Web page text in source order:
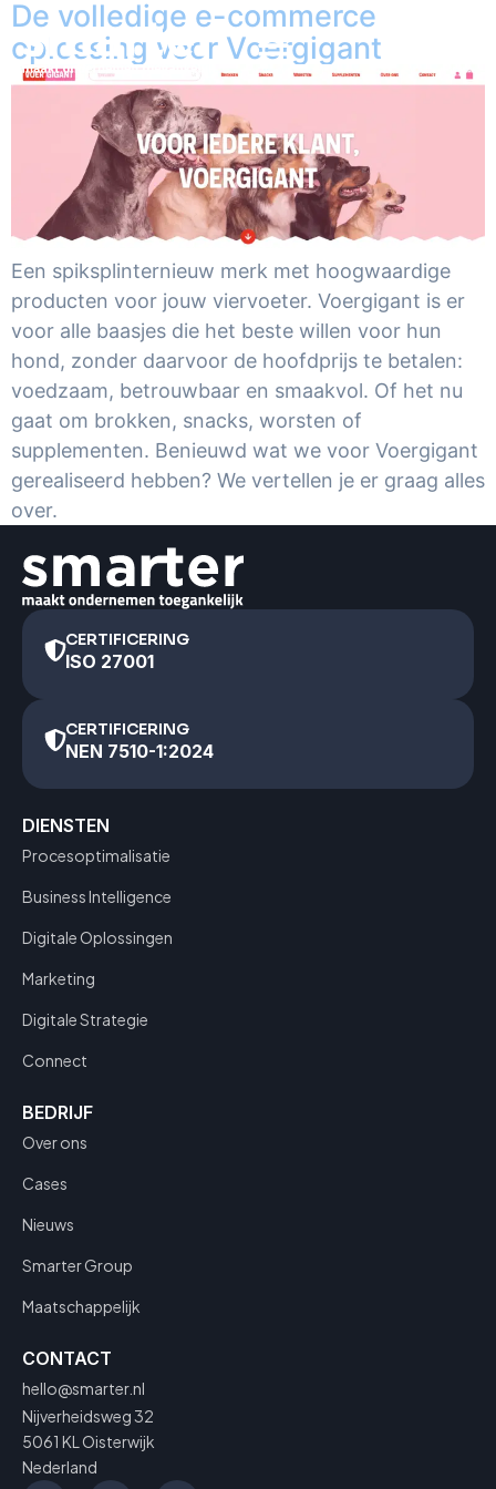
De volledige e-commerce
oplossing voor Voergigant
Een spiksplinternieuw merk met hoogwaardige
producten voor jouw viervoeter. Voergigant is er
voor alle baasjes die het beste willen voor hun
hond, zonder daarvoor de hoofdprijs te betalen:
voedzaam, betrouwbaar en smaakvol. Of het nu
gaat om brokken, snacks, worsten of
supplementen. Benieuwd wat we voor Voergigant
gerealiseerd hebben? We vertellen je er graag alles
over.
CERTIFICERING
ISO 27001
CERTIFICERING
NEN 7510-1:2024
DIENSTEN
Procesoptimalisatie
Business Intelligence
Digitale Oplossingen
Marketing
Digitale Strategie
Connect
BEDRIJF
Over ons
Cases
Nieuws
Smarter Group
Maatschappelijk
CONTACT
hello@smarter.nl
Nijverheidsweg 32
5061 KL Oisterwijk
Nederland